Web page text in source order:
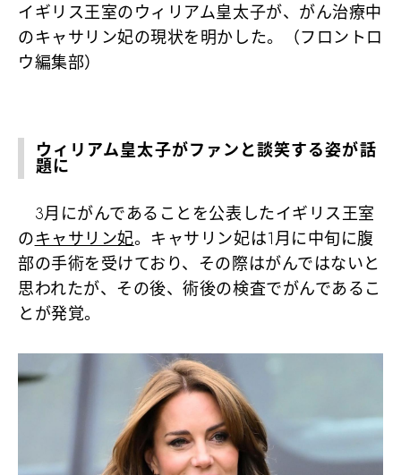
イギリス王室のウィリアム皇太子が、がん治療中
のキャサリン妃の現状を明かした。（フロントロ
ウ編集部）
ウィリアム皇太子がファンと談笑する姿が話
題に
3月にがんであることを公表したイギリス王室
のキャサリン妃。キャサリン妃は1月に中旬に腹
部の手術を受けており、その際はがんではないと
思われたが、その後、術後の検査でがんであるこ
とが発覚。